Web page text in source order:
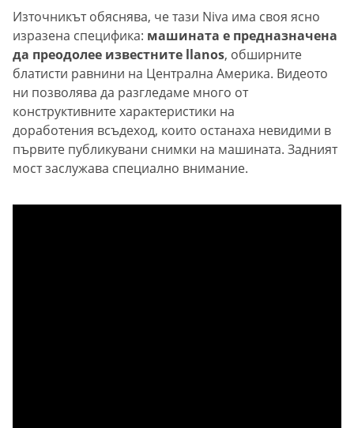
Източникът обяснява, че тази Niva има своя ясно
изразена специфика: машината е предназначена
да преодолее известните llanos, обширните
блатисти равнини на Централна Америка. Видеото
ни позволява да разгледаме много от
конструктивните характеристики на
доработения всъдеход, които останаха невидими в
първите публикувани снимки на машината. Задният
мост заслужава специално внимание.